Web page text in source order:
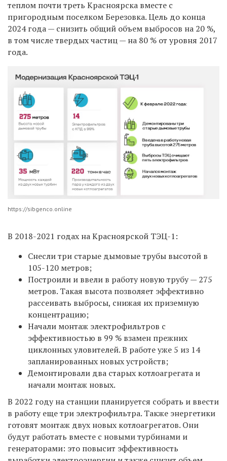
теплом почти треть Красноярска вместе с
пригородным поселком Березовка. Цель до конца
2024 года — снизить общий объем выбросов на 20 %,
в том числе твердых частиц — на 80 % от уровня 2017
года.
https://sibgenco.online
В 2018-2021 годах на Красноярской ТЭЦ-1:
Снесли три старые дымовые трубы высотой в
105-120 метров;
Построили и ввели в работу новую трубу — 275
метров. Такая высота позволяет эффективно
рассеивать выбросы, снижая их приземную
концентрацию;
Начали монтаж электрофильтров с
эффективностью в 99 % взамен прежних
циклонных уловителей. В работе уже 5 из 14
запланированных новых устройств;
Демонтировали два старых котлоагрегата и
начали монтаж новых.
В 2022 году на станции планируется собрать и ввести
в работу еще три электрофильтра. Также энергетики
готовят монтаж двух новых котлоагрегатов. Они
будут работать вместе с новыми турбинами и
генераторами: это повысит эффективность